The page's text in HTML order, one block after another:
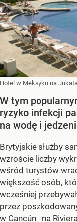
Hotel w Meksyku na
W tym
ryzyko infekcji
na wodę i
Brytyjskie służby
wzroście liczby
wśród turystów
większość osób,
wcześniej
przez
w Cancún i na